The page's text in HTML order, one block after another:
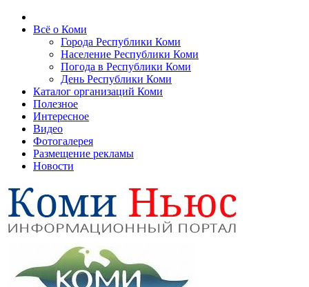
Всё о Коми
Города Республики Коми
Население Республики Коми
Погода в Республики Коми
День Республики Коми
Каталог организаций Коми
Полезное
Интересное
Видео
Фотогалерея
Размещение рекламы
Новости